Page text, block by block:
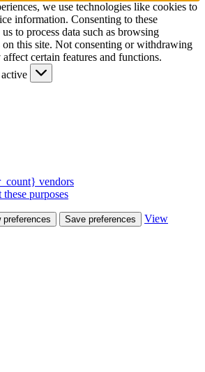
we use technologies like cookies to
information. Consenting to these
to process data such as browsing
this site. Not consenting or withdrawing
certain features and functions.
vendors
purposes
preferences Save preferences
View